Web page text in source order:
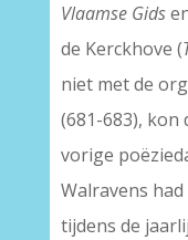
Vlaamse Gids
de Kerckhove (
niet met de
(681-683), kon
vorige
Walravens
tijdens de